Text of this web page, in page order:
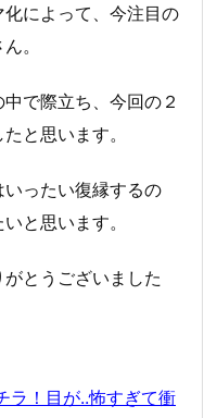
によって、今注目の
。
で際立ち、今回の２
と思います。
ったい復縁するの
と思います。
とうございました
ラ！目が..怖すぎて衝